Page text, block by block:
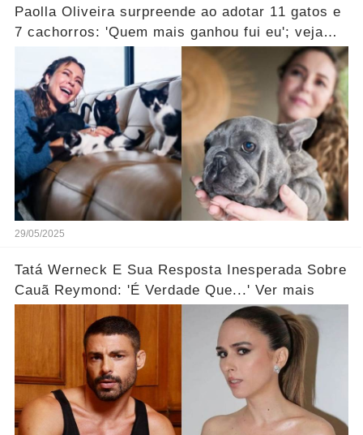
Paolla Oliveira surpreende ao adotar 11 gatos e
7 cachorros: 'Quem mais ganhou fui eu'; veja
29/05/2025
Tatá Werneck E Sua Resposta Inesperada Sobre
Cauã Reymond: 'É Verdade Que...' Ver mais